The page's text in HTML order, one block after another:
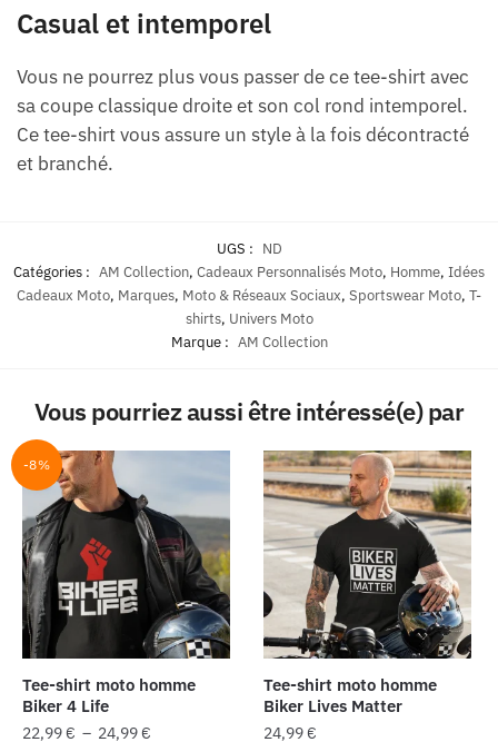
Casual et intemporel
Vous ne pourrez plus vous passer de ce tee-shirt avec
sa coupe classique droite et son col rond intemporel.
Ce tee-shirt vous assure un style à la fois décontracté
et branché.
UGS : ND
Catégories : AM Collection, Cadeaux Personnalisés Moto, Homme, Idées
Cadeaux Moto, Marques, Moto & Réseaux Sociaux, Sportswear Moto, T-
shirts, Univers Moto
Marque : AM Collection
Vous pourriez aussi être intéressé(e) par
-8%
Tee-shirt moto homme
Biker 4 Life
22,99€ – 24,99€
Tee-shirt moto homme
Biker Lives Matter
24,99€